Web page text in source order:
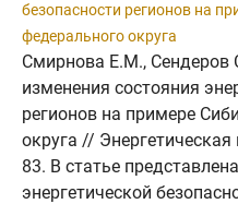
безопасности регионов на
федерального округа
Смирнова Е.М., Сендеров
изменения состояния
регионов на примере
округа //
83. В статье
энергетической